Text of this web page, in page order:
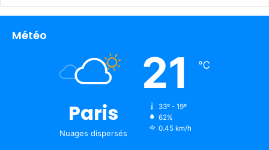
Météo
Paris
Nuages ​​dispersés
21 ℃
33º - 19º
62%
0.45 km/h